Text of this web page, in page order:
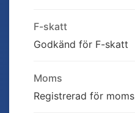
F-skatt
Godkänd för F-skatt
Moms
Registrerad för moms